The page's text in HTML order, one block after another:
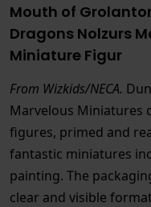
Mouth of
Dragons Nolzurs
Miniature Figur
From Wizkids/NECA.
Marvelous Miniatures
figures, primed and
fantastic miniatures
painting. The
clear and visible